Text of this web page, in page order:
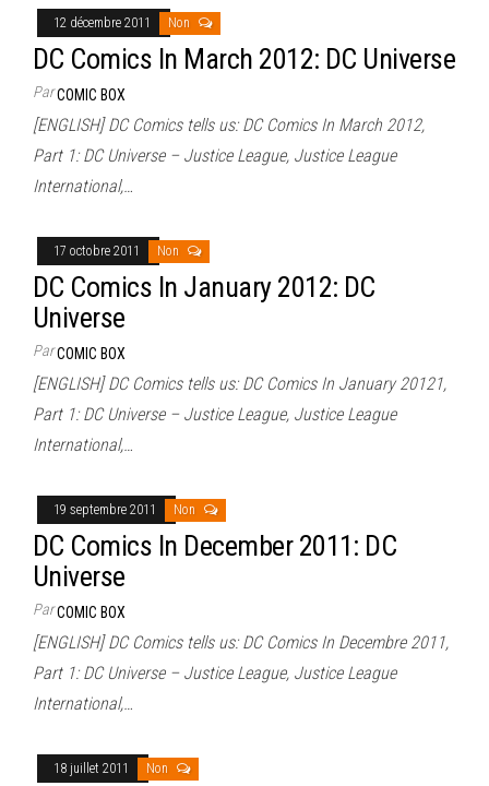
12 décembre 2011 Non
DC Comics In March 2012: DC Universe
ParCOMIC BOX
[ENGLISH] DC Comics tells us: DC Comics In March 2012,
Part 1: DC Universe – Justice League, Justice League
International,…
17 octobre 2011 Non
DC Comics In January 2012: DC
Universe
ParCOMIC BOX
[ENGLISH] DC Comics tells us: DC Comics In January 20121,
Part 1: DC Universe – Justice League, Justice League
International,…
19 septembre 2011 Non
DC Comics In December 2011: DC
Universe
ParCOMIC BOX
[ENGLISH] DC Comics tells us: DC Comics In Decembre 2011,
Part 1: DC Universe – Justice League, Justice League
International,…
18 juillet 2011 Non